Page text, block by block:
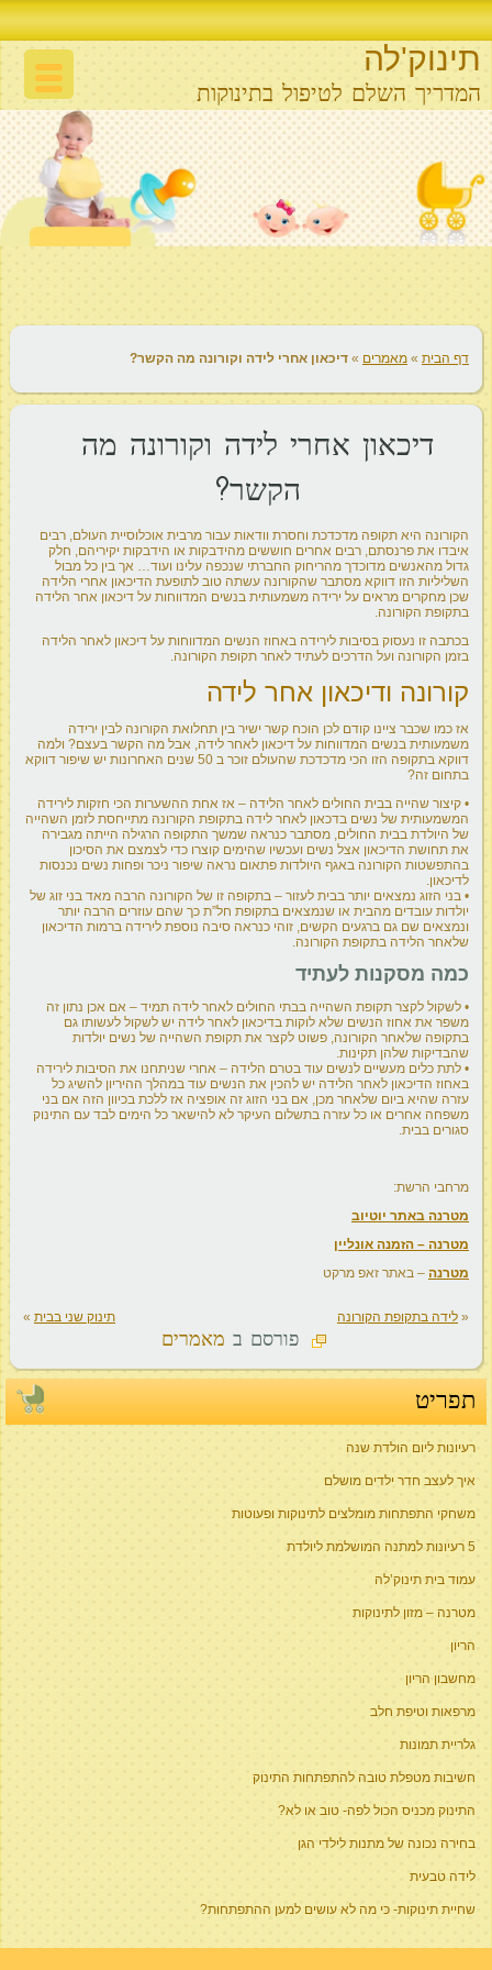
תינוק'לה
המדריך השלם לטיפול בתינוקות
דף הבית » מאמרים » דיכאון אחרי לידה וקורונה מה הקשר?
דיכאון אחרי לידה וקורונה מה
הקשר?
הקורונה היא תקופה מדכדכת וחסרת וודאות עבור מרבית אוכלוסיית העולם, רבים
איבדו את פרנסתם, רבים אחרים חוששים מהידבקות או הידבקות יקיריהם, חלק
גדול מהאנשים מדוכדך מהריחוק החברתי שנכפה עלינו ועוד… אך בין כל מבול
השליליות הזו דווקא מסתבר שהקורונה עשתה טוב לתופעת הדיכאון אחרי הלידה
שכן מחקרים מראים על ירידה משמעותית בנשים המדווחות על דיכאון אחר הלידה
בתקופת הקורונה.
בכתבה זו נעסוק בסיבות לירידה באחוז הנשים המדווחות על דיכאון לאחר הלידה
בזמן הקורונה ועל הדרכים לעתיד לאחר תקופת הקורונה.
קורונה ודיכאון אחר לידה
אז כמו שכבר ציינו קודם לכן הוכח קשר ישיר בין תחלואת הקורונה לבין ירידה
משמעותית בנשים המדווחות על דיכאון לאחר לידה, אבל מה הקשר בעצם? ולמה
דווקא בתקופה הזו הכי מדכדכת שהעולם זוכר ב 50 שנים האחרונות יש שיפור דווקא
בתחום זה?
• קיצור שהייה בבית החולים לאחר הלידה – אז אחת ההשערות הכי חזקות לירידה
המשמעותית של נשים בדכאון לאחר לידה בתקופת הקורונה מתייחסת לזמן השהייה
של היולדת בבית החולים, מסתבר כנראה שמשך התקופה הרגילה הייתה מגבירה
את תחושת הדיכאון אצל נשים ועכשיו שהימים קוצרו כדי לצמצם את הסיכון
בהתפשטות הקורונה באגף היולדות פתאום נראה שיפור ניכר ופחות נשים נכנסות
לדיכאון.
• בני הזוג נמצאים יותר בבית לעזור – בתקופה זו של הקורונה הרבה מאד בני זוג של
יולדות עובדים מהבית או שנמצאים בתקופת חל”ת כך שהם עוזרים הרבה יותר
ונמצאים שם גם ברגעים הקשים, זוהי כנראה סיבה נוספת לירידה ברמות הדיכאון
שלאחר הלידה בתקופת הקורונה.
כמה מסקנות לעתיד
• לשקול לקצר תקופת השהייה בבתי החולים לאחר לידה תמיד – אם אכן נתון זה
משפר את אחוז הנשים שלא לוקות בדיכאון לאחר לידה יש לשקול לעשותו גם
בתקופה שלאחר הקורונה, פשוט לקצר את תקופת השהייה של נשים יולדות
שהבדיקות שלהן תקינות.
• לתת כלים מעשיים לנשים עוד בטרם הלידה – אחרי שניתחנו את הסיבות לירידה
באחוז הדיכאון לאחר הלידה יש להכין את הנשים עוד במהלך ההיריון להשיג כל
עזרה שהיא ביום שלאחר מכן, אם בני הזוג זה אופציה אז ללכת בכיוון הזה אם בני
משפחה אחרים או כל עזרה בתשלום העיקר לא להישאר כל הימים לבד עם התינוק
סגורים בבית.
מרחבי הרשת:
מטרנה באתר יוטיוב
מטרנה – הזמנה אונליין
מטרנה – באתר זאפ מרקט
« לידה בתקופת הקורונה תינוק שני בבית »
פורסם ב מאמרים
תפריט
רעיונות ליום הולדת שנה
איך לעצב חדר ילדים מושלם
משחקי התפתחות מומלצים לתינוקות ופעוטות
5 רעיונות למתנה המושלמת ליולדת
עמוד בית תינוק’לה
מטרנה – מזון לתינוקות
הריון
מחשבון הריון
מרפאות וטיפת חלב
גלריית תמונות
חשיבות מטפלת טובה להתפתחות התינוק
התינוק מכניס הכול לפה- טוב או לא?
בחירה נכונה של מתנות לילדי הגן
לידה טבעית
שחיית תינוקות- כי מה לא עושים למען ההתפתחות?